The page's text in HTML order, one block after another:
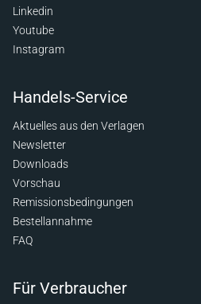
Linkedin
Youtube
Instagram
Handels-Service
Aktuelles aus den Verlagen
Newsletter
Downloads
Vorschau
Remissionsbedingungen
Bestellannahme
FAQ
Für Verbraucher